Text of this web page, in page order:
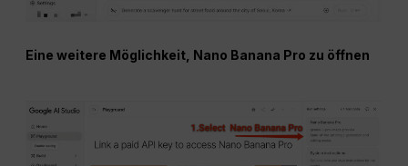
Eine weitere Möglichkeit, Nano Banana Pro zu öffnen